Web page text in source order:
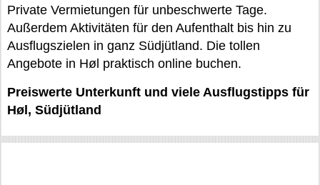
Private Vermietungen für unbeschwerte Tage.
Außerdem Aktivitäten für den Aufenthalt bis hin zu
Ausflugszielen in ganz Südjütland. Die tollen
Angebote in Høl praktisch online buchen.
Preiswerte Unterkunft und viele Ausflugstipps für
Høl, Südjütland